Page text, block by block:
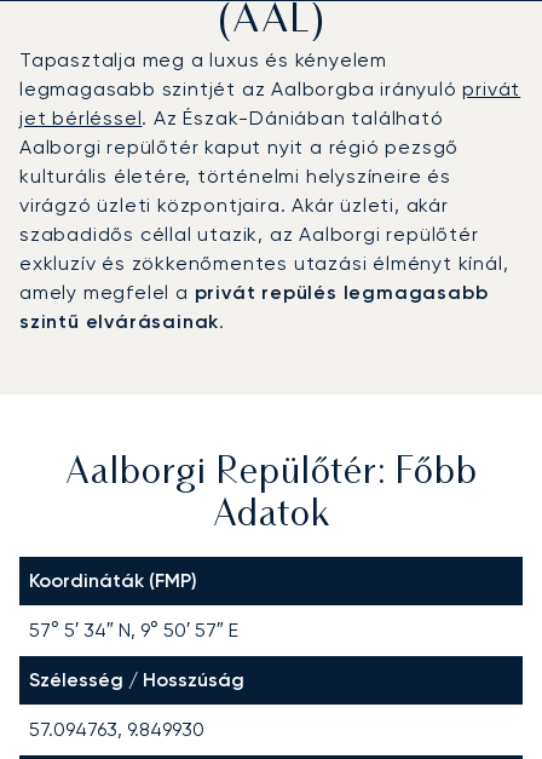
(AAL)
Tapasztalja meg a luxus és kényelem
legmagasabb szintjét az Aalborgba irányulóprivát
jet bérléssel. Az Észak-Dániában található
Aalborgi repülőtér kaput nyit a régió pezsgő
kulturális életére, történelmi helyszíneire és
virágzó üzleti központjaira. Akár üzleti, akár
szabadidős céllal utazik, az Aalborgi repülőtér
exkluzív és zökkenőmentes utazási élményt kínál,
amely megfelel a privát repülés legmagasabb
szintű elvárásainak.
Aalborgi Repülőtér: Főbb
Adatok
Koordináták (FMP)
57° 5′ 34″ N, 9° 50′ 57″ E
Szélesség / Hosszúság
57.094763, 9.849930